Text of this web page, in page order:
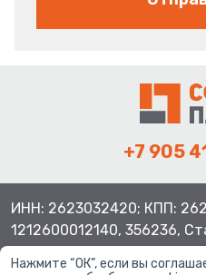
+7 905
ИНН: 2623032420; КПП:
1212600012140, 356236,
Нажмите “ОК”, если вы